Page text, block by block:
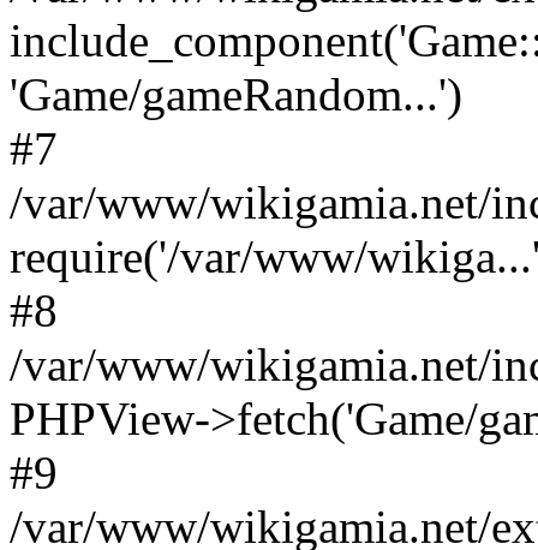
'Game/gameRandom...')
#7
/var/www/wikigamia.net/
require('/var/www/
#8
/var/www/wikigamia.net/
PHPView->fetch('Game/
#9
/var/www/wikigamia.net/